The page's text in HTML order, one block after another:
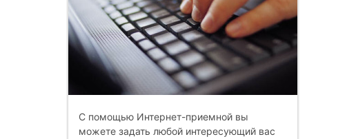
С помощью Интернет-приемной вы
можете задать любой интересующий вас